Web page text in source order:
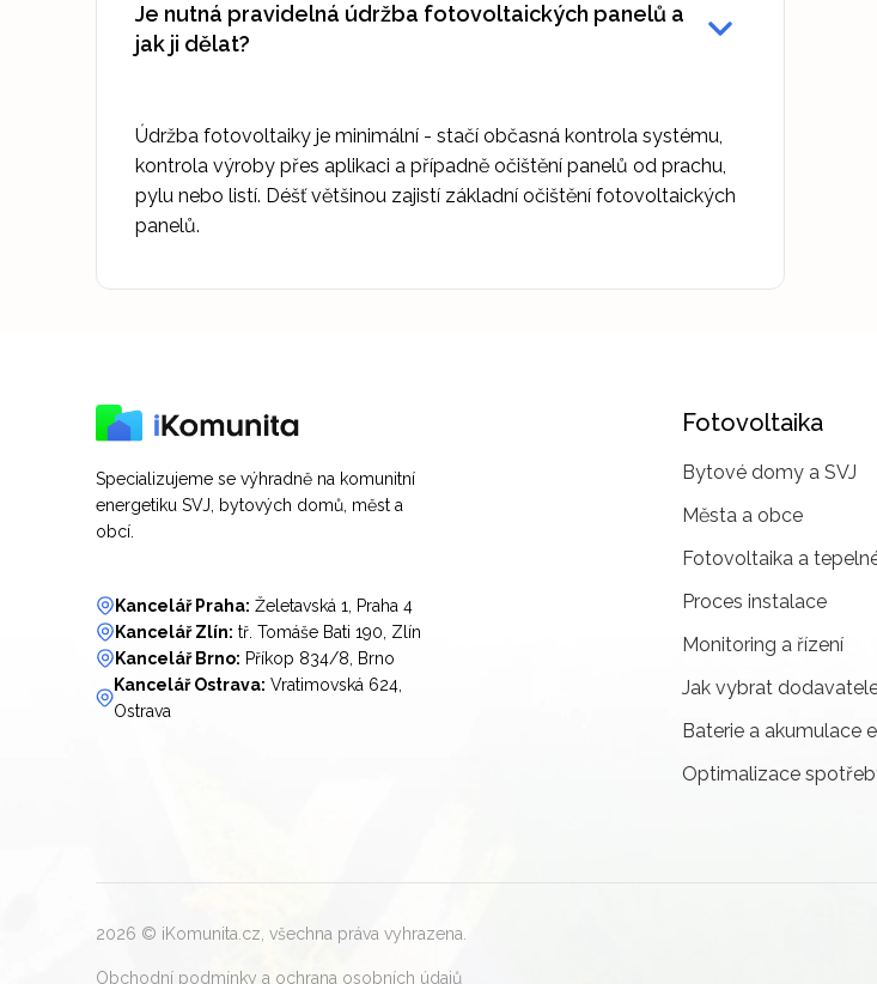
Je nutná pravidelná údržba fotovoltaických panelů a
jak ji dělat?
Údržba fotovoltaiky je minimální - stačí občasná kontrola systému,
kontrola výroby přes aplikaci a případně očištění panelů od prachu,
pylu nebo listí. Déšť většinou zajistí základní očištění fotovoltaických
panelů.
Specializujeme se výhradně na komunitní
energetiku SVJ, bytových domů, měst a
obcí.
Kancelář Praha: Želetavská 1, Praha 4
Kancelář Zlín: tř. Tomáše Bati 190, Zlín
Kancelář Brno: Příkop 834/8, Brno
Kancelář Ostrava: Vratimovská 624,
Ostrava
Fotovoltaika
Bytové domy a SVJ
Města a obce
Fotovoltaika a
Proces instalace
Monitoring a řízení
Jak vybrat
Baterie a akumulace
Optimalizace
2026 © iKomunita.cz, všechna práva vyhrazena.
Obchodní podmínky a ochrana osobních údajů